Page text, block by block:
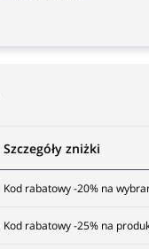
Szczegóły zniżki
Kod rabatowy -20% na
Kod rabatowy -25% na